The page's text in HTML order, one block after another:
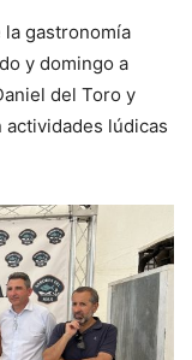
gastronomía
y domingo a
del Toro y
actividades lúdicas